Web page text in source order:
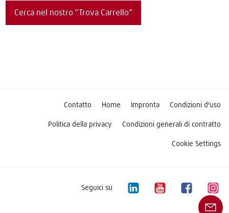
Cerca nel nostro “Trova Carrello”
Contatto Home Impronta Condizioni d'uso
Politica della privacy Condizioni generali di contratto
Cookie Settings
Seguici su